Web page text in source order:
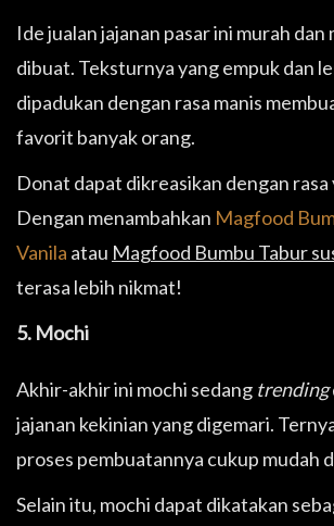
Ide jualan jajanan pasar ini murah
dibuat. Teksturnya yang empuk dan
dipadukan dengan rasa manis
favorit banyak orang.
Donat dapat dikreasikan dengan rasa
Dengan menambahkan Magfood
Vanila atau Magfood Bumbu Tabur
terasa lebih nikmat!
5. Mochi
Akhir-akhir ini mochi sedang trending
jajanan kekinian yang digemari.
proses pembuatannya cukup mudah
Selain itu, mochi dapat dikatakan